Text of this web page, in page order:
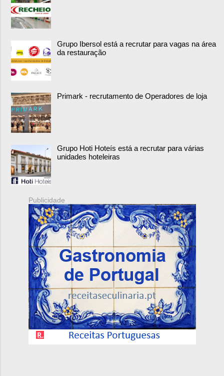
Grupo Ibersol está a recrutar para vagas na área
da restauração
Primark - recrutamento de Operadores de loja
Grupo Hoti Hoteís está a recrutar para várias
unidades hoteleiras
Publicidade